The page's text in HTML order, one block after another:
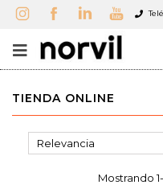
TIENDA ONLINE
Relevancia
Mostrando